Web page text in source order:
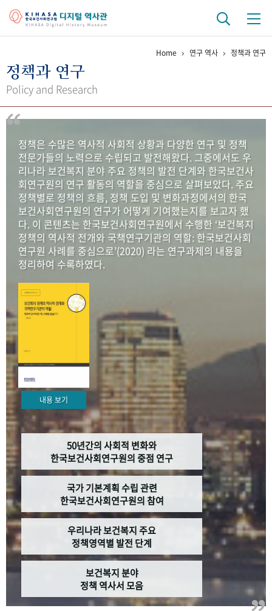
걸어온 길 기관 변천사
연구 역사
정책과 연구 키워드로 보는 연구 역사
연구자들
간행물 변천사
기록물 아카이브
사진 아카이브 문서 기록물 행정박물 영상 기록물
50+1주년 기념
성과 50선 숫자로 보는 50년
세계와 함께 한 KIHASA
VR 역사관
Home 연구 역사 정책과 연구
정책과 연구
Policy and Research
정책은 수많은 역사적 사회적 상황과 다양한 연구 및 정책
전문가들의 노력으로 수립되고 발전해왔다. 그중에서도 우
리나라 보건복지 분야 주요 정책의 발전 단계와 한국보건사
회연구원의 연구 활동의 역할을 중심으로 살펴보았다. 주요
정책별로 정책의 흐름, 정책 도입 및 변화과정에서의 한국
보건사회연구원의 연구가 어떻게 기여했는지를 보고자 했
다. 이 콘텐츠는 한국보건사회연구원에서 수행한 ‘보건복지
정책의 역사적 전개와 국책연구기관의 역할: 한국보건사회
연구원 사례를 중심으로’(2020) 라는 연구과제의 내용을
정리하여 수록하였다.
내용 보기
50년간의 사회적 변화와
한국보건사회연구원의 중점 연구
국가 기본계획 수립 관련
한국보건사회연구원의 참여
우리나라 보건복지 주요
정책영역별 발전 단계
보건복지 분야
정책 역사서 모음